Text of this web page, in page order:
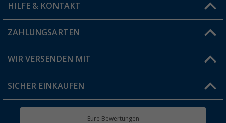
Vorteilskarte
Blog
Jobs & Karriere
HILFE & KONTAKT
FAQ & Kontakt
Versandinformationen
Rücksendung
ZAHLUNGSARTEN
WIR VERSENDEN MIT
SICHER EINKAUFEN
Eure Bewertungen